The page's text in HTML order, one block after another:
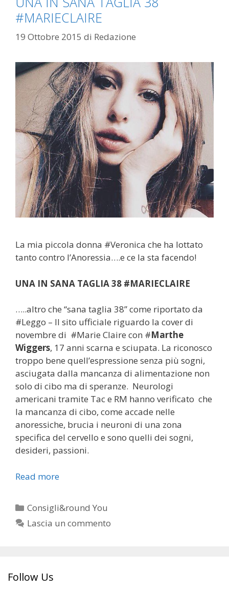
#MARIECLAIRE
19 Ottobre 2015 di Redazione
La mia piccola donna #Veronica che ha lottato
tanto contro l’Anoressia….e ce la sta facendo!
UNA IN SANA TAGLIA 38 #MARIECLAIRE
…..altro che “sana taglia 38” come riportato da
#Leggo – Il sito ufficiale​ riguardo la cover di
novembre di #Marie Claire​ con #Marthe
Wiggers, 17 anni scarna e sciupata. La riconosco
troppo bene quell’espressione senza più sogni,
asciugata dalla mancanza di alimentazione non
solo di cibo ma di speranze. Neurologi
americani tramite Tac e RM hanno verificato che
la mancanza di cibo, come accade nelle
anoressiche, brucia i neuroni di una zona
specifica del cervello e sono quelli dei sogni,
desideri, passioni.
Read more
Categorie
Consigli&round You
Lascia un commento
Follow Us